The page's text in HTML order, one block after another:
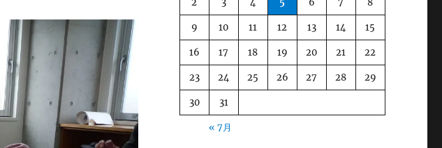
9 10 11 12 13 14 15
16 17 18 19 20 21 22
23 24 25 26 27 28 29
30 31
« 7月